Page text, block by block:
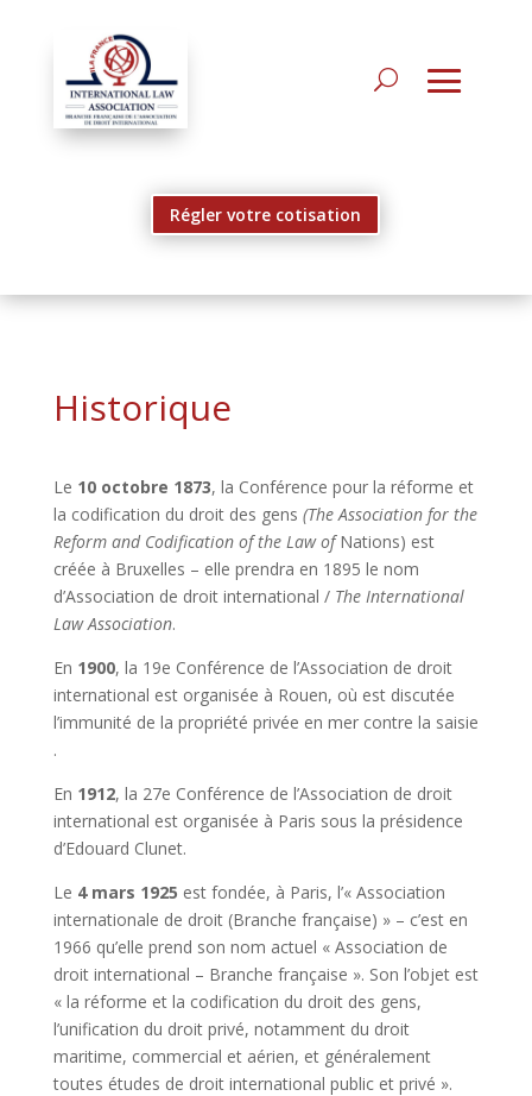
Régler votre cotisation
Historique
Le 10 octobre 1873, la Conférence pour la réforme et
la codification du droit des gens (The Association for the
Reform and Codification of the Law ofNations) est
créée à Bruxelles – elle prendra en 1895 le nom
d’Association de droit international / The International
Law Association.
En 1900, la 19e Conférence de l’Association de droit
international est organisée à Rouen, où est discutée
l’immunité de la propriété privée en mer contre la saisie
.
En 1912, la 27e Conférence de l’Association de droit
international est organisée à Paris sous la présidence
d’Edouard Clunet.
Le 4 mars 1925 est fondée, à Paris, l’« Association
internationale de droit (Branche française) » – c’est en
1966 qu’elle prend son nom actuel « Association de
droit international – Branche française ». Son l’objet est
« la réforme et la codification du droit des gens,
l’unification du droit privé, notamment du droit
maritime, commercial et aérien, et généralement
toutes études de droit international public et privé ».